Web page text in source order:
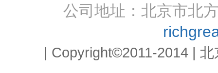
公司地址：北京市北
| Copyright©2011-2014 |